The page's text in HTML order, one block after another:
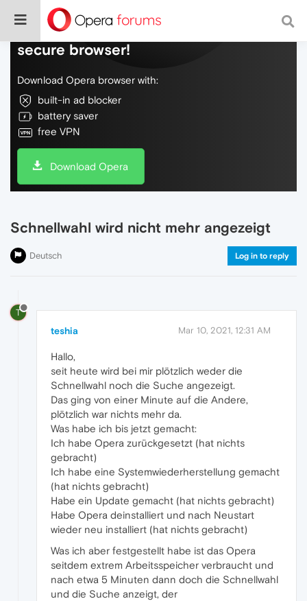
Do more on the web, with a fast and
secure browser!
Download Opera browser with:
built-in ad blocker
battery saver
free VPN
Download Opera
Schnellwahl wird nicht mehr angezeigt
Deutsch Log in to reply
T
teshia Mar 10, 2021, 12:31 AM
Hallo,
seit heute wird bei mir plötzlich weder die
Schnellwahl noch die Suche angezeigt.
Das ging von einer Minute auf die Andere,
plötzlich war nichts mehr da.
Was habe ich bis jetzt gemacht:
Ich habe Opera zurückgesetzt (hat nichts
gebracht)
Ich habe eine Systemwiederherstellung gemacht
(hat nichts gebracht)
Habe ein Update gemacht (hat nichts gebracht)
Habe Opera deinstalliert und nach Neustart
wieder neu installiert (hat nichts gebracht)
Was ich aber festgestellt habe ist das Opera
seitdem extrem Arbeitsspeicher verbraucht und
nach etwa 5 Minuten dann doch die Schnellwahl
und die Suche anzeigt, der